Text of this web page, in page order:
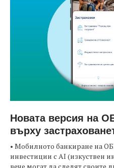
Новата версия на
върху
• Мобилното банкиране на
инвестиции с AI (изкуствен